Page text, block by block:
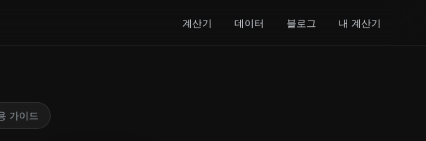
계산기 데이터 블로그 내 계산기
가이드